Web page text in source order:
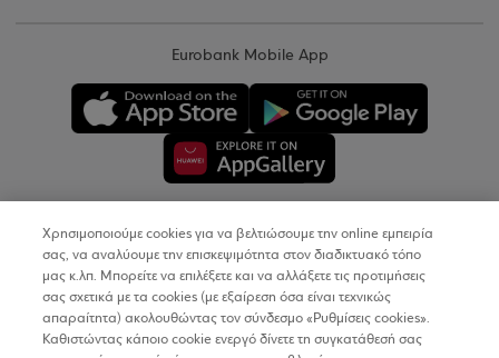
Eurobank Mobile App
Copyright © 2026
Όροι Χρήσης
Προσωπικά Δεδομένα στον Διαδικτυακό Τόπο
Χρησιμοποιούμε cookies για να βελτιώσουμε την online εμπειρία
σας, να αναλύουμε την επισκεψιμότητα στον διαδικτυακό τόπο
μας κ.λπ. Μπορείτε να επιλέξετε και να αλλάξετε τις προτιμήσεις
σας σχετικά με τα cookies (με εξαίρεση όσα είναι τεχνικώς
απαραίτητα) ακολουθώντας τον σύνδεσμο «Ρυθμίσεις cookies».
Καθιστώντας κάποιο cookie ενεργό δίνετε τη συγκατάθεσή σας